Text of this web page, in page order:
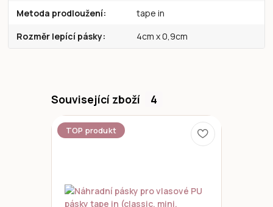
Metoda prodloužení tape in
Rozměr lepící pásky 4cm x 0,9cm
Související zboží 4
TOP produkt